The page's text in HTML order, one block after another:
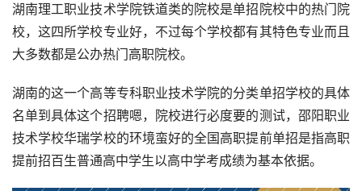
湖南理工职业技术学院铁道类的院校是单招院校中的热门院
校，这四所学校专业好，不过每个学校都有其特色专业而且
大多数都是公办热门高职院校。
湖南的这一个高等专科职业技术学院的分类单招学校的具体
名单到具体这个招聘嗯，院校进行必度要的测试，邵阳职业
技术学校华瑞学校的环境蛮好的全国高职提前单招是指高职
提前招百生普通高中学生以高中学考成绩为基本依据。